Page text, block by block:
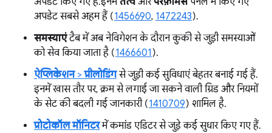
अपडेट सबसे अहम हैं (1456690, 1472243).
समस्याएंटैब में अब नेविगेशन के दौरान कुकी से जुड़ी समस्याओं
को सेव किया जाता है (1466601 ).
ऐप्लिकेशन>प्रीलोडिंगसे जुड़ी कई सुविधाएं बेहतर बनाई गई हैं.
इनमें खास तौर पर, क्रम से लगाई जा सकने वाली ग्रिड और नियमों
के सेट की बदली गई जानकारी (1410709) शामिल है.
प्रोटोकॉल मॉनिटरमें कमांड एडिटर से जुड़े कई सुधार किए गए हैं.